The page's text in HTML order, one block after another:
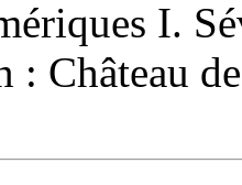
I.
Château